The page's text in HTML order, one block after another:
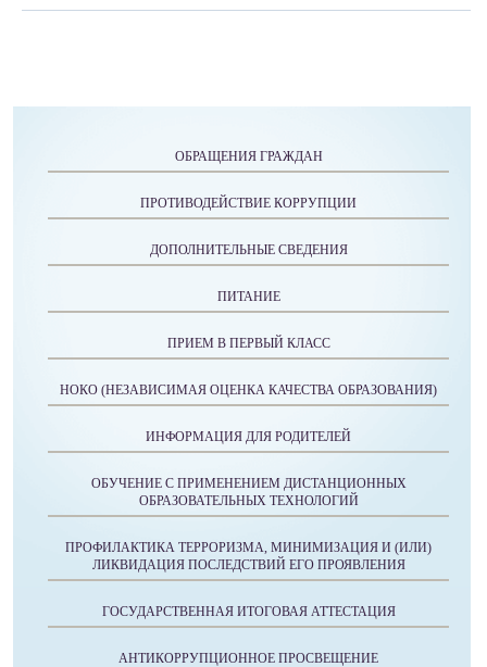
ОБРАЩЕНИЯ ГРАЖДАН
ПРОТИВОДЕЙСТВИЕ КОРРУПЦИИ
ДОПОЛНИТЕЛЬНЫЕ СВЕДЕНИЯ
ПИТАНИЕ
ПРИЕМ В ПЕРВЫЙ КЛАСС
НОКО (НЕЗАВИСИМАЯ ОЦЕНКА КАЧЕСТВА ОБРАЗОВАНИЯ)
ИНФОРМАЦИЯ ДЛЯ РОДИТЕЛЕЙ
ОБУЧЕНИЕ С ПРИМЕНЕНИЕМ ДИСТАНЦИОННЫХ
ОБРАЗОВАТЕЛЬНЫХ ТЕХНОЛОГИЙ
ПРОФИЛАКТИКА ТЕРРОРИЗМА, МИНИМИЗАЦИЯ И (ИЛИ)
ЛИКВИДАЦИЯ ПОСЛЕДСТВИЙ ЕГО ПРОЯВЛЕНИЯ
ГОСУДАРСТВЕННАЯ ИТОГОВАЯ АТТЕСТАЦИЯ
АНТИКОРРУПЦИОННОЕ ПРОСВЕЩЕНИЕ